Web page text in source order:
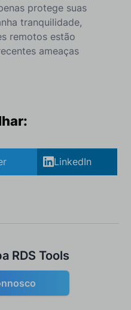
protege suas
tranquilidade,
remotos estão
ameaças
LinkedIn
RDS Tools